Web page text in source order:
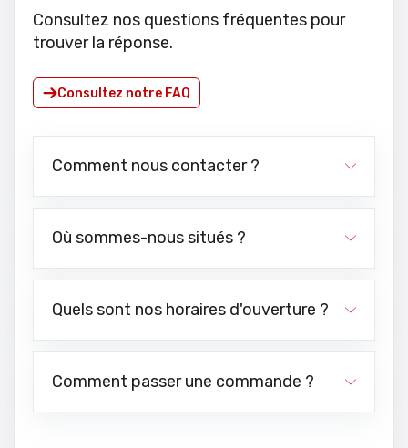
Consultez nos questions fréquentes pour
trouver la réponse.
Consultez notre FAQ
Comment nous contacter ?
Où sommes-nous situés ?
Quels sont nos horaires d'ouverture ?
Comment passer une commande ?